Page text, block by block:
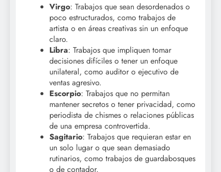
Virgo: Trabajos que sean desordenados o
poco estructurados, como trabajos de
artista o en áreas creativas sin un enfoque
claro.
Libra: Trabajos que impliquen tomar
decisiones difíciles o tener un enfoque
unilateral, como auditor o ejecutivo de
ventas agresivo.
Escorpio: Trabajos que no permitan
mantener secretos o tener privacidad, como
periodista de chismes o relaciones públicas
de una empresa controvertida.
Sagitario: Trabajos que requieran estar en
un solo lugar o que sean demasiado
rutinarios, como trabajos de guardabosques
o de contador.